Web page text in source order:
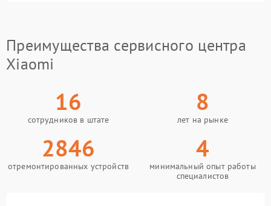
Преимущества сервисного центра
Xiaomi
16
сотрудников в штате
8
лет на рынке
2846
отремонтированных устройств
4
минимальный опыт работы
специалистов